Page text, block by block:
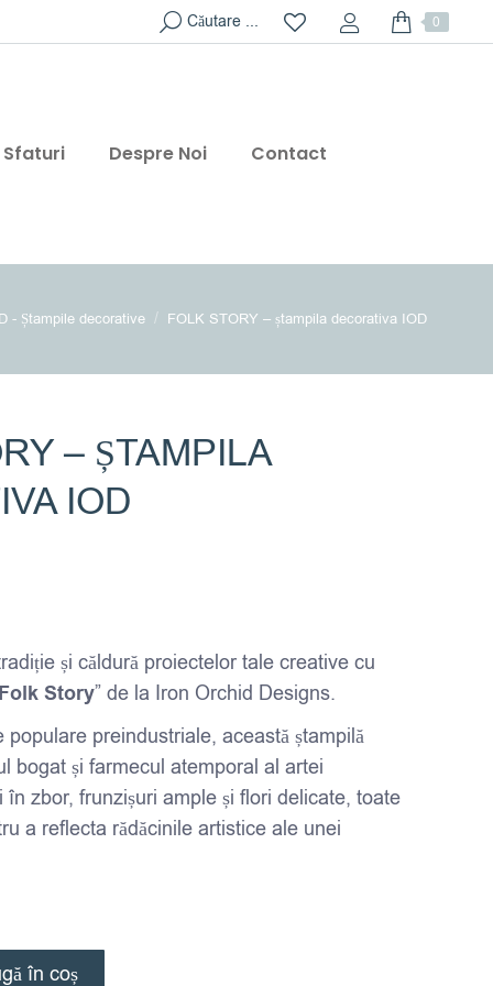
Search:Căutare ... 0
Sfaturi Despre Noi Contact
- Ștampile decorative FOLK STORY – ștampila decorativa IOD
– ȘTAMPILA
IOD
și căldură proiectelor tale creative cu
Folk Story” de la Iron Orchid Designs.
populare preindustriale, această ștampilă
bogat și farmecul atemporal al artei
în zbor, frunzișuri ample și flori delicate, toate
a reflecta rădăcinile artistice ale unei
în coș